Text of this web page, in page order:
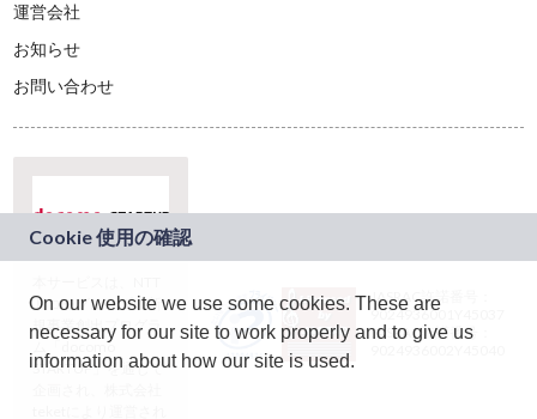
運営会社
お知らせ
お問い合わせ
ドコモグループの新
規事業創出プログラ
ム「docomo
STARTUP」を通じて
JASRAC許諾番号：
9024936001Y45037
JASRAC許諾番号：
On our website we use some cookies. These are
necessary for our site to work properly and to give us
information about how our site is used.